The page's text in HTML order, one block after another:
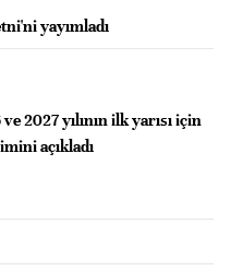
yayımladı
2027 yılının ilk yarısı için
açıkladı